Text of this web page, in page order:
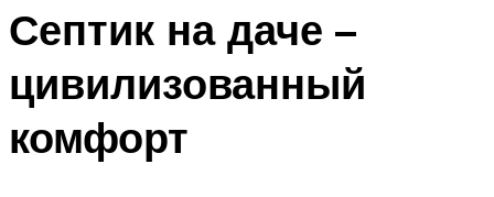
Септик на даче –
цивилизованный
комфорт